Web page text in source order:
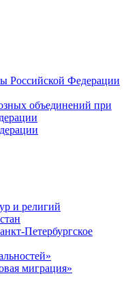
Российской Федерации
объединений при
и религий
Петербургское
миграция»